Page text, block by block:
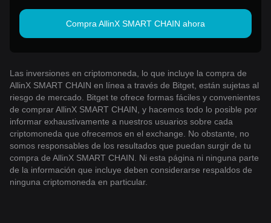
Compra AllinX SMART CHAIN ahora
Las inversiones en criptomoneda, lo que incluye la compra de
AllinX SMART CHAIN en línea a través de Bitget, están sujetas al
riesgo de mercado. Bitget te ofrece formas fáciles y convenientes
de comprar AllinX SMART CHAIN, y hacemos todo lo posible por
informar exhaustivamente a nuestros usuarios sobre cada
criptomoneda que ofrecemos en el exchange. No obstante, no
somos responsables de los resultados que puedan surgir de tu
compra de AllinX SMART CHAIN. Ni esta página ni ninguna parte
de la información que incluye deben considerarse respaldos de
ninguna criptomoneda en particular.